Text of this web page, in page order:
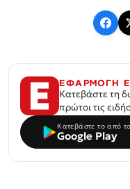
ΕΦΑΡΜΟΓΗ
Κατεβάστε τη
πρώτοι τις
Κατεβάστε το από το
Google Play